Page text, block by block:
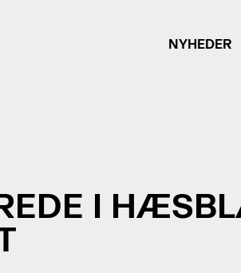
NYHEDER
I